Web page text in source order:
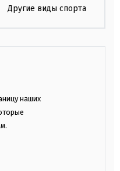
Другие виды спорта
наших